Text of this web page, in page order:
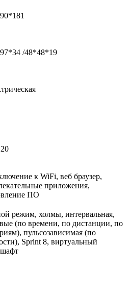
/48*48*19
к WiFi, веб браузер,
приложения,
ПО
режим, холмы, интервальная,
(по времени, по дистанции, по
пульсозависимая (по
Sprint 8, виртуальный